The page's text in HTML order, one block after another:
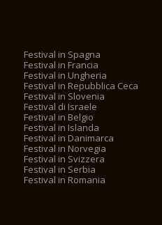
Festival in Spagna
Festival in Francia
Festival in Ungheria
Festival in Repubblica Ceca
Festival in Slovenia
Festival di Israele
Festival in Belgio
Festival in Islanda
Festival in Danimarca
Festival in Norvegia
Festival in Svizzera
Festival in Serbia
Festival in Romania